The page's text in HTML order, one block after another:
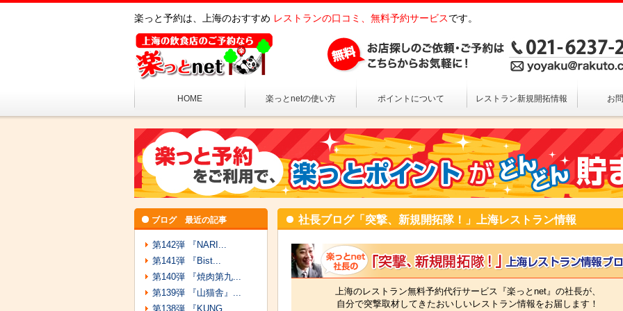
楽っと予約は、上海のおすすめ レストランの口コミ、無料予約サービスです。
HOME 楽っとnetの使い方 ポイントについて レストラン新規開拓情報 お
ブログ 最近の記事
第142弾 『NARI...
第141弾 『Bist...
第140弾 『焼肉第九...
第139弾 『山猫舎』...
第138弾 『KUNG...
社長ブログ「突撃、新規開拓隊！」上海レストラン情報
上海のレストラン無料予約代行サービス『楽っとnet』の社長が、
自分で突撃取材してきたおいしいレストラン情報をお届します！